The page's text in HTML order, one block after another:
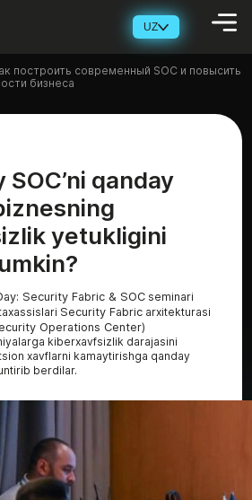
UZ
построить современный SOC и повысить
бизнеса
qanday
yetukligini
Security Fabric & SOCseminari
Security Fabricarxitekturasi
Operations Center)
kiberxavfsizlik darajasini
xavflarni kamaytirishga qanday
berdilar.